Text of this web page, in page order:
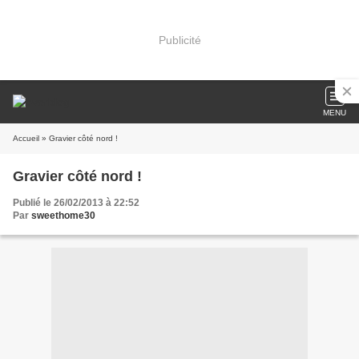
Publicité
MENU
Accueil » Gravier côté nord !
Gravier côté nord !
Publié le 26/02/2013 à 22:52
Par sweethome30